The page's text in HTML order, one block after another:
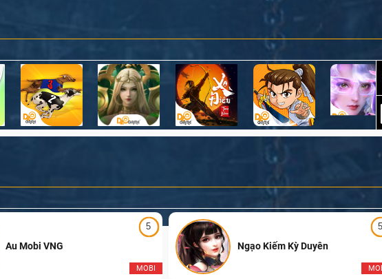
5
MOBI
Au Mobi VNG
5
Ngạo Kiếm Kỳ Duyên